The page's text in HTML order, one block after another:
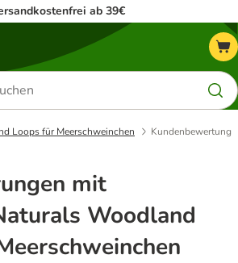
ab 39€
Loops für Meerschweinchen Kundenbewertung
mit
Woodland